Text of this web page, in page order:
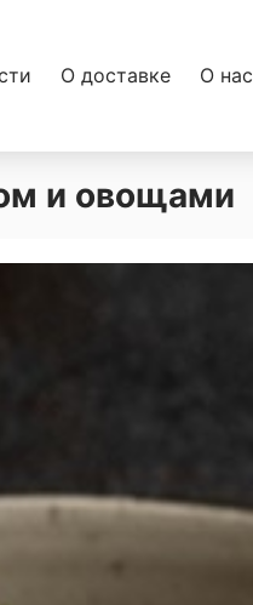
О доставке О нас
и овощами